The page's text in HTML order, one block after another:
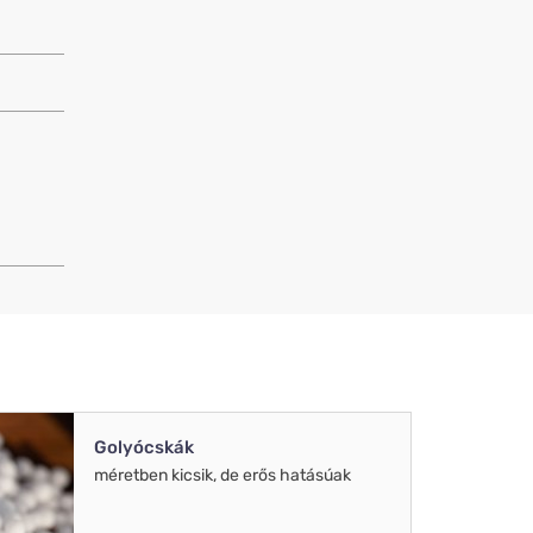
Golyócskák
méretben kicsik, de erős hatásúak